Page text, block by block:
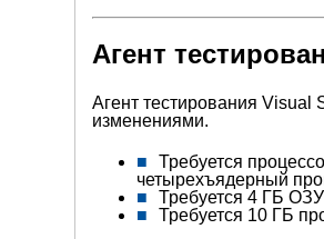
Агент
Агент тестирования
изменениями.
Требуется
четырехъядерный
Требуется 4 ГБ
Требуется 10 ГБ